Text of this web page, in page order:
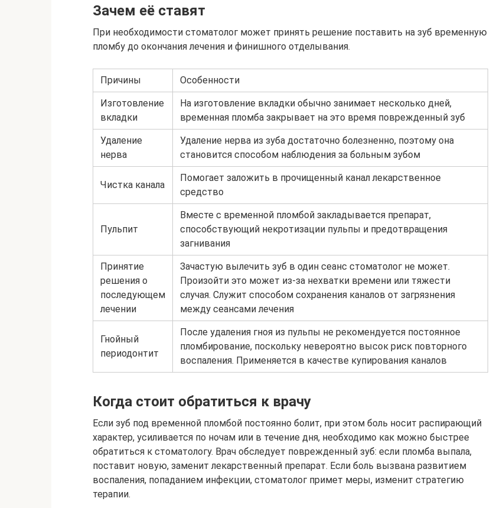
Зачем её ставят
При необходимости стоматолог может принять решение поставить на зуб временную
пломбу до окончания лечения и финишного отделывания.
Причины Особенности
Изготовление
вкладки
На изготовление вкладки обычно занимает несколько дней,
временная пломба закрывает на это время поврежденный зуб
Удаление
нерва
Удаление нерва из зуба достаточно болезненно, поэтому она
становится способом наблюдения за больным зубом
Чистка канала
Помогает заложить в прочищенный канал лекарственное
средство
Пульпит
Вместе с временной пломбой закладывается препарат,
способствующий некротизации пульпы и предотвращения
загнивания
Принятие
решения о
последующем
лечении
Зачастую вылечить зуб в один сеанс стоматолог не может.
Произойти это может из-за нехватки времени или тяжести
случая. Служит способом сохранения каналов от загрязнения
между сеансами лечения
Гнойный
периодонтит
После удаления гноя из пульпы не рекомендуется постоянное
пломбирование, поскольку невероятно высок риск повторного
воспаления. Применяется в качестве купирования каналов
Когда стоит обратиться к врачу
Если зуб под временной пломбой постоянно болит, при этом боль носит распирающий
характер, усиливается по ночам или в течение дня, необходимо как можно быстрее
обратиться к стоматологу. Врач обследует поврежденный зуб: если пломба выпала,
поставит новую, заменит лекарственный препарат. Если боль вызвана развитием
воспаления, попаданием инфекции, стоматолог примет меры, изменит стратегию
терапии.